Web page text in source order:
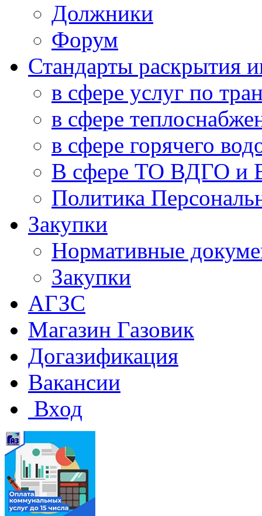
Должники
Форум
Стандарты раскрытия
в сфере услуг по
в сфере
в сфере горячего
В сфере ТО ВДГО и
Политика
Закупки
Нормативные
Закупки
АГЗС
Магазин Газовик
Догазификация
Вакансии
Вход